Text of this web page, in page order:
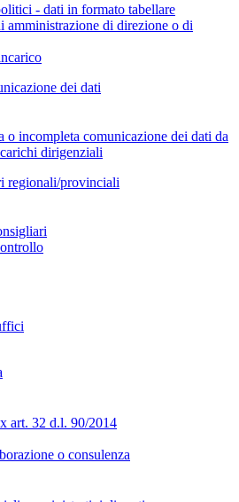
- dati in formato tabellare
di direzione o di
dei dati
o incompleta comunicazione dei dati da
dirigenziali
regionali/provinciali
art. 32 d.l. 90/2014
o consulenza